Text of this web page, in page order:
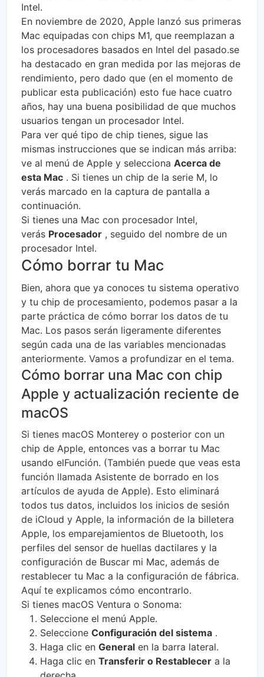
Intel.
En noviembre de 2020, Apple lanzó sus primeras
Mac equipadas con chips M1, que reemplazan a
los procesadores basados ​​en Intel del pasado.se
ha destacado en gran medida por las mejoras de
rendimiento, pero dado que (en el momento de
publicar esta publicación) esto fue hace cuatro
años, hay una buena posibilidad de que muchos
usuarios tengan un procesador Intel.
Para ver qué tipo de chip tienes, sigue las
mismas instrucciones que se indican más arriba:
ve al menú de Apple y selecciona Acerca de
esta Mac . Si tienes un chip de la serie M, lo
verás marcado en la captura de pantalla a
continuación.
Si tienes una Mac con procesador Intel,
verás Procesador , seguido del nombre de un
procesador Intel.
Cómo borrar tu Mac
Bien, ahora que ya conoces tu sistema operativo
y tu chip de procesamiento, podemos pasar a la
parte práctica de cómo borrar los datos de tu
Mac. Los pasos serán ligeramente diferentes
según cada una de las variables mencionadas
anteriormente. Vamos a profundizar en el tema.
Cómo borrar una Mac con chip
Apple y actualización reciente de
macOS
Si tienes macOS Monterey o posterior con un
chip de Apple, entonces vas a borrar tu Mac
usando elFunción. (También puede que veas esta
función llamada Asistente de borrado en los
artículos de ayuda de Apple). Esto eliminará
todos tus datos, incluidos los inicios de sesión
de iCloud y Apple, la información de la billetera
Apple, los emparejamientos de Bluetooth, los
perfiles del sensor de huellas dactilares y la
configuración de Buscar mi Mac, además de
restablecer tu Mac a la configuración de fábrica.
Aquí te explicamos cómo encontrarlo.
Si tienes macOS Ventura o Sonoma:
Seleccione el menú Apple.
Seleccione Configuración del sistema .
Haga clic en General en la barra lateral.
Haga clic en Transferir o Restablecer a la